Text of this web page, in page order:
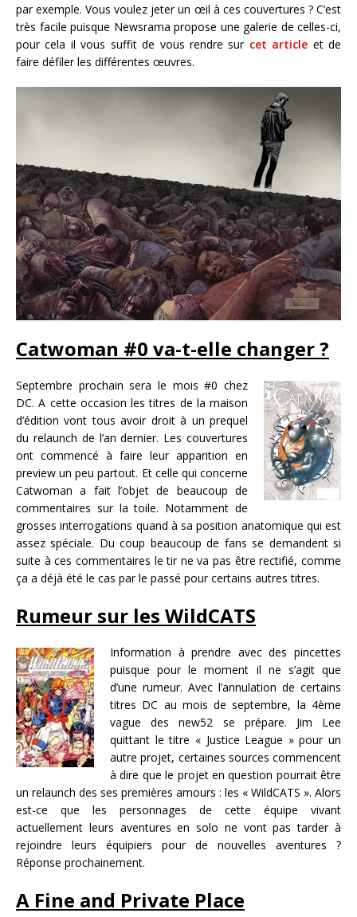
par exemple. Vous voulez jeter un œil à ces couvertures ? C’est
très facile puisque Newsrama propose une galerie de celles-ci,
pour cela il vous suffit de vous rendre sur cet article et de
faire défiler les différentes œuvres.
Catwoman #0 va-t-elle changer ?
Septembre prochain sera le mois #0 chez
DC. A cette occasion les titres de la maison
d’édition vont tous avoir droit à un prequel
du relaunch de l’an dernier. Les couvertures
ont commencé à faire leur apparition en
preview un peu partout. Et celle qui concerne
Catwoman a fait l’objet de beaucoup de
commentaires sur la toile. Notamment de
grosses interrogations quand à sa position anatomique qui est
assez spéciale. Du coup beaucoup de fans se demandent si
suite à ces commentaires le tir ne va pas être rectifié, comme
ça a déjà été le cas par le passé pour certains autres titres.
Rumeur sur les WildCATS
Information à prendre avec des pincettes
puisque pour le moment il ne s’agit que
d’une rumeur. Avec l’annulation de certains
titres DC au mois de septembre, la 4ème
vague des new52 se prépare. Jim Lee
quittant le titre « Justice League » pour un
autre projet, certaines sources commencent
à dire que le projet en question pourrait être
un relaunch des ses premières amours : les « WildCATS ». Alors
est-ce que les personnages de cette équipe vivant
actuellement leurs aventures en solo ne vont pas tarder à
rejoindre leurs équipiers pour de nouvelles aventures ?
Réponse prochainement.
A Fine and Private Place